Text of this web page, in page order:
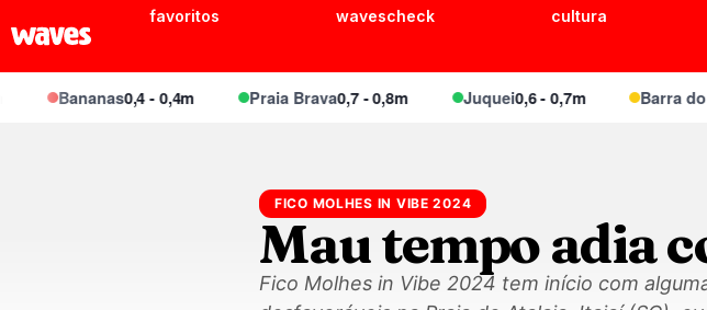
favoritos wavescheck cultura
Bananas0,4 - 0,4m Praia Brava0,7 - 0,8m Juquei0,6 - 0,7m Barra do Una
FICO MOLHES IN VIBE 2024
Mau tempo adia
Fico Molhes in Vibe 2024 tem início com